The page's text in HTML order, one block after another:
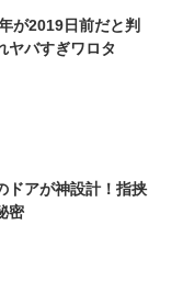
が2019日前だと判
バすぎワロタ
ドアが神設計！指挟
密